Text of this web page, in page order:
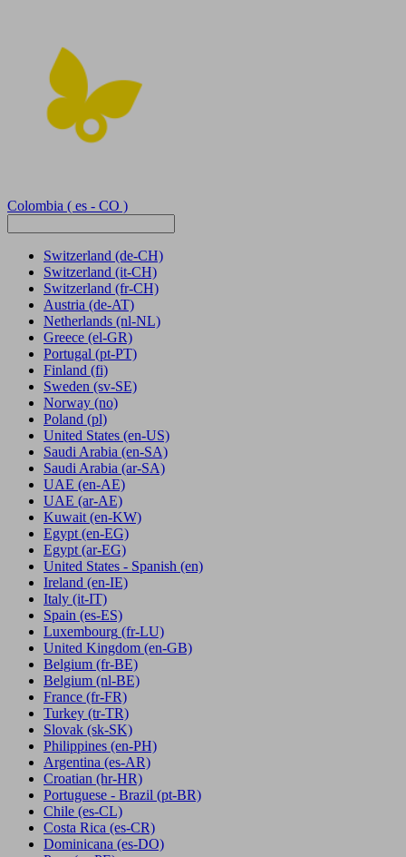
Colombia ( es - CO )
Switzerland (de-CH)
Switzerland (it-CH)
Switzerland (fr-CH)
Austria (de-AT)
Netherlands (nl-NL)
Greece (el-GR)
Portugal (pt-PT)
Finland (fi)
Sweden (sv-SE)
Norway (no)
Poland (pl)
United States (en-US)
Saudi Arabia (en-SA)
Saudi Arabia (ar-SA)
UAE (en-AE)
UAE (ar-AE)
Kuwait (en-KW)
Egypt (en-EG)
Egypt (ar-EG)
United States - Spanish (en)
Ireland (en-IE)
Italy (it-IT)
Spain (es-ES)
Luxembourg (fr-LU)
United Kingdom (en-GB)
Belgium (fr-BE)
Belgium (nl-BE)
France (fr-FR)
Turkey (tr-TR)
Slovak (sk-SK)
Philippines (en-PH)
Argentina (es-AR)
Croatian (hr-HR)
Portuguese - Brazil (pt-BR)
Chile (es-CL)
Costa Rica (es-CR)
Dominicana (es-DO)